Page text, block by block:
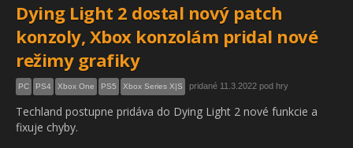
Dying Light 2 dostal nový patch
konzoly, Xbox konzolám pridal nové
režimy grafiky
PC PS4 Xbox One PS5 Xbox Series X|S pridané 11.3.2022 pod hry
Techland postupne pridáva do Dying Light 2 nové funkcie a
fixuje chyby.